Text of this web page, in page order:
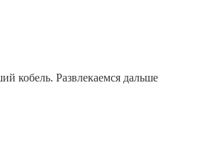
Развлекаемся дальше